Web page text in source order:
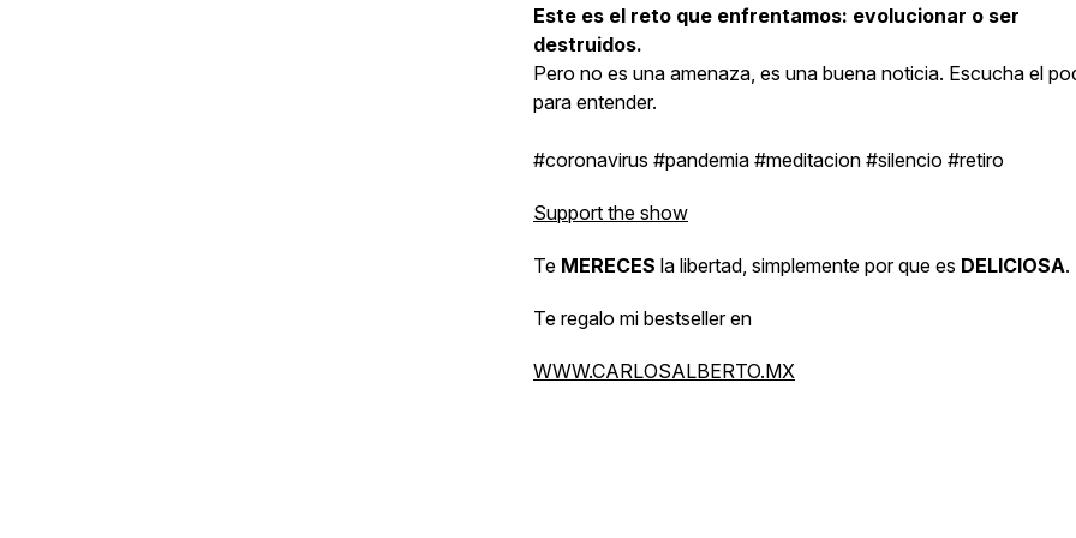
Este es el reto que enfrentamos: evolucionar o ser
destruidos.
Pero no es una amenaza, es una buena noticia. Escucha el
para entender.
#coronavirus #pandemia #meditacion #silencio #retiro
Support the show
Te MERECES la libertad, simplemente por que es DELICIOSA.
Te regalo mi bestseller en
WWW.CARLOSALBERTO.MX